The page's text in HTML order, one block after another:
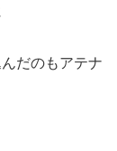
だのもアテナ